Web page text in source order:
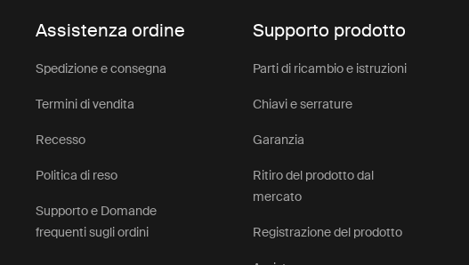
Assistenza ordine
Spedizione e consegna
Termini di vendita
Recesso
Politica di reso
Supporto e Domande
frequenti sugli ordini
Supporto prodotto
Parti di ricambio e istruzioni
Chiavi e serrature
Garanzia
Ritiro del prodotto dal
mercato
Registrazione del prodotto